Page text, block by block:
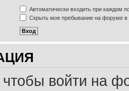
Автоматически входить при каждом
Скрыть мое пребывание на форуме в
чтобы войти на